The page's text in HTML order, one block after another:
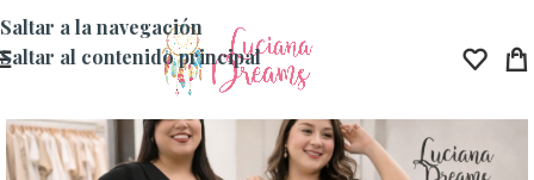
Saltar a la navegación
Saltar al contenido principal